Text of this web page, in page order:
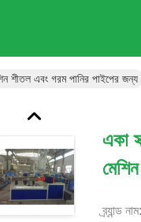
শীতল এবং গরম পানির পাইপের জন্য
একা
ব্র্যান্ড নাম: